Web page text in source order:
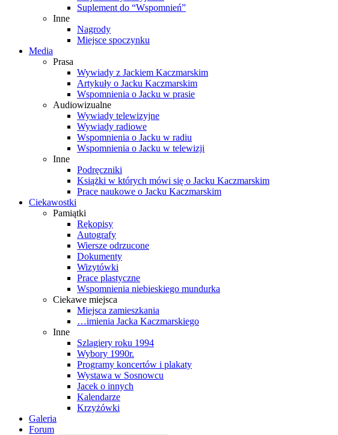
Suplement do “Wspomnień”
Inne
Nagrody
Miejsce spoczynku
Media
Prasa
Wywiady z Jackiem Kaczmarskim
Artykuły o Jacku Kaczmarskim
Wspomnienia o Jacku w prasie
Audiowizualne
Wywiady telewizyjne
Wywiady radiowe
Wspomnienia o Jacku w radiu
Wspomnienia o Jacku w telewizji
Inne
Podręczniki
Książki w których mówi się o Jacku Kaczmarskim
Prace naukowe o Jacku Kaczmarskim
Ciekawostki
Pamiątki
Rękopisy
Autografy
Wiersze odrzucone
Dokumenty
Wizytówki
Prace plastyczne
Wspomnienia niebieskiego mundurka
Ciekawe miejsca
Miejsca zamieszkania
…imienia Jacka Kaczmarskiego
Inne
Szlagiery roku 1994
Wybory 1990r.
Programy koncertów i plakaty
Wystawa w Sosnowcu
Jacek o innych
Kalendarze
Krzyżówki
Galeria
Forum